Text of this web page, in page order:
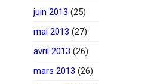
juin 2013 (25)
mai 2013 (27)
avril 2013 (26)
mars 2013 (26)